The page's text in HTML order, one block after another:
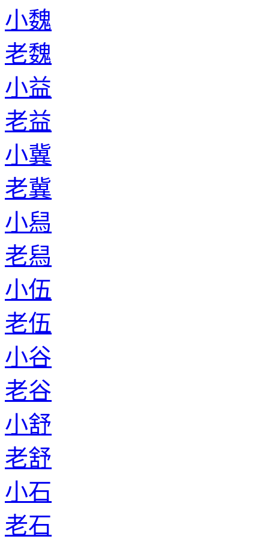
小魏
老魏
小益
老益
小冀
老冀
小舄
老舄
小伍
老伍
小谷
老谷
小舒
老舒
小石
老石